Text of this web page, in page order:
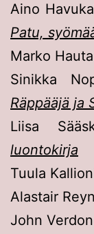
Aino
Patu,
Marko
Sinikka
Räppääjä ja
Liisa
luontokirja
Tuula
Alastair
John